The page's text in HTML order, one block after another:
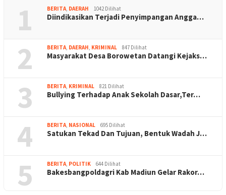
1 BERITA, DAERAH 1042 Dilihat
Diindikasikan Terjadi Penyimpangan Angga…
2 BERITA, DAERAH, KRIMINAL 847 Dilihat
Masyarakat Desa Borowetan Datangi Kejaks…
3 BERITA, KRIMINAL 821 Dilihat
Bullying Terhadap Anak Sekolah Dasar,Ter…
4 BERITA, NASIONAL 695 Dilihat
Satukan Tekad Dan Tujuan, Bentuk Wadah J…
5 BERITA, POLITIK 644 Dilihat
Bakesbangpoldagri Kab Madiun Gelar Rakor…